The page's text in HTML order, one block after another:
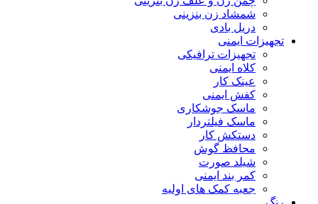
شمشاد زن بنزینی
دریل بادی
تجهیزات ایمنی
تجهیزات ترافیکی
کلاه ایمنی
عینک کار
کفش ایمنی
ماسک جوشکاری
ماسک فیلتردار
دستکش کار
محافظ گوش
شیلد صورت
کمر بند ایمنی
جعبه کمک های اولیه